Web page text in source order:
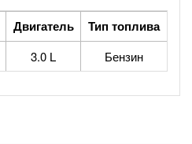
Двигатель Тип топлива
3.0 L Бензин